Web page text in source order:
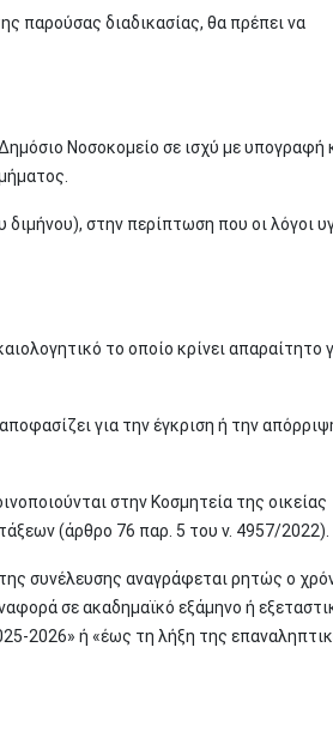
παρούσας διαδικασίας, θα πρέπει να
Νοσοκομείο σε ισχύ με υπογραφή
στην περίπτωση που οι λόγοι
το οποίο κρίνει απαραίτητο
για την έγκριση ή την
στην Κοσμητεία της οικείας
(άρθρο 76 παρ. 5 του ν. 4957/2022).
συνέλευσης αναγράφεται ρητώς ο
σε ακαδημαϊκό εξάμηνο ή
2026» ή «έως τη λήξη της